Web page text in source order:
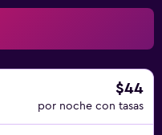
$44
por noche con tasas